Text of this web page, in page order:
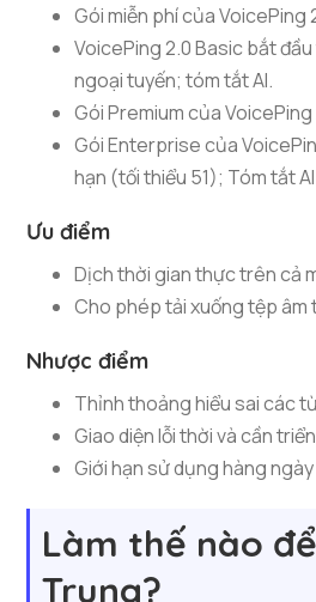
Gói miễn phí của
VoicePing 2.0 Basic bắt
ngoại tuyến; tóm tắt AI.
Gói Premium của
Gói Enterprise của
hạn (tối thiểu 51); Tóm tắt
Ưu điểm
Dịch thời gian thực trên cả
Cho phép tải xuống tệp âm
Nhược điểm
Thỉnh thoảng hiểu sai các
Giao diện lỗi thời và cần
Giới hạn sử dụng hàng
Làm thế nào
Trung?